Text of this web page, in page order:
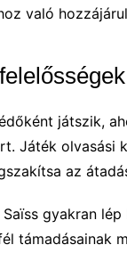
való
játszik,
Játék olvasási
az
gyakran
támadásainak